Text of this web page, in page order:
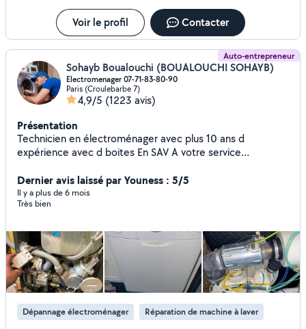
Voir le profil Contacter
Auto-entrepreneur
Sohayb Boualouchi (BOUALOUCHI SOHAYB)
Electromenager 07-71-83-80-90
Paris (Croulebarbe 7)
4,9/5 (1223 avis)
Présentation
Technicien en électroménager avec plus 10 ans d
expérience avec d boites En SAV A votre service
vaisselle -four - micro-onde - hotte - plaque de cuisson
(gaz -induction -vitrocéramique) À votre service Si je ne
réponds pas à votre demande privé n'hésitez pas à me
hors de mon périmètre d'abonnement Merci
Dernier avis laissé par Youness : 5/5
Il y a plus de 6 mois
Très bien
Dépannage électroménager Réparation de machine à laver